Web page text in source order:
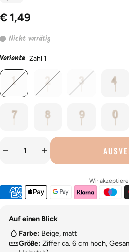
€ 1,49
Nicht vorrätig
Variante Zahl 1
Wir
Auf einen Blick
Farbe: Beige, matt
Größe: Ziffer ca. 6 cm hoch,